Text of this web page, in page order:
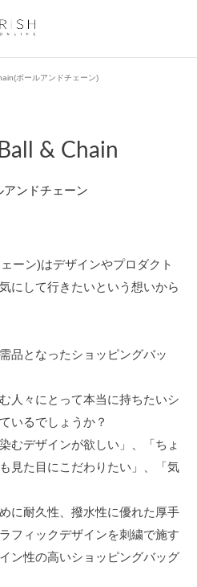
ボールアンドチェーン)
Ball & Chain
アンドチェーン
ーン)はデザインやプロダクト
にして行きたいという想いから
品となったショッピングバッ
人々にとって本当に持ちたいシ
いるでしょうか？
むデザインが欲しい」、「ちょ
見た目にこだわりたい」、「気
に耐久性、撥水性に優れた厚手
フィックデザインを刺繍で施す
ン性の高いショッピングバッグ